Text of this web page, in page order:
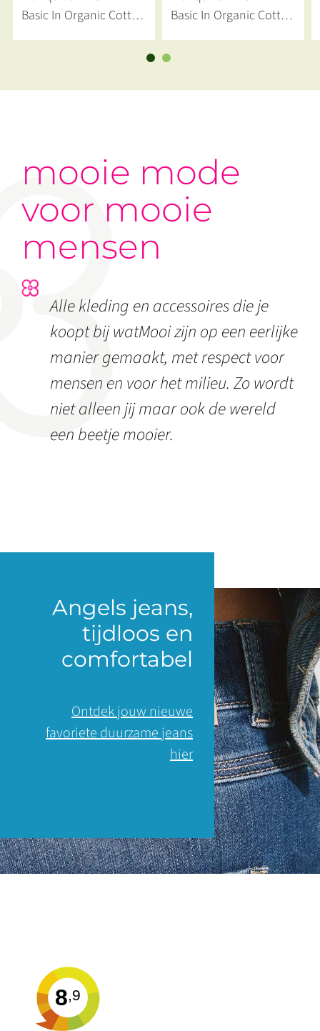
Basic In Organic Cotton
Basic In Organic Cotton
mooie mode
voor mooie
mensen
Alle kleding en accessoires die je
koopt bij watMooi zijn op een eerlijke
manier gemaakt, met respect voor
mensen en voor het milieu. Zo wordt
niet alleen jij maar ook de wereld
een beetje mooier.
Angels jeans,
tijdloos en
comfortabel
Ontdek jouw nieuwe
favoriete duurzame jeans
hier
8,9